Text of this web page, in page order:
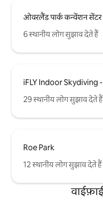
ओवरलैंड पार्क कन्वेंशन सेंटर
6 स्थानीय लोग सुझाव देते हैं
iFLY Indoor Skydiving
29 स्थानीय लोग सुझाव देते हैं
Roe Park
12 स्थानीय लोग सुझाव देते हैं